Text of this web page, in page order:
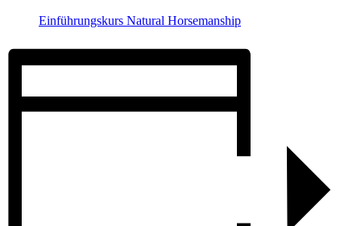
Einführungskurs Natural Horsemanship